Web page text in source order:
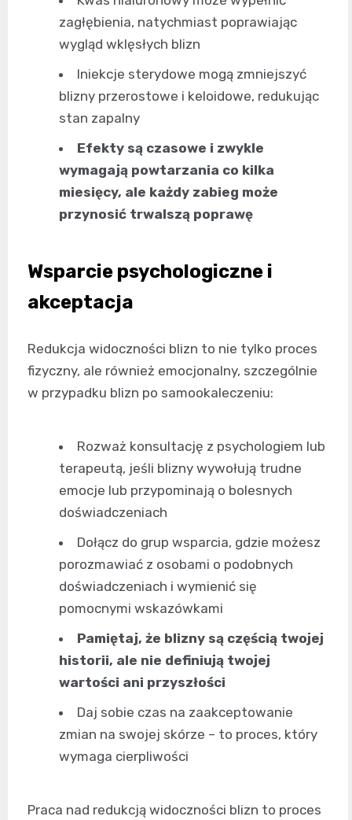
zagłębienia, natychmiast poprawiając
wygląd wklęsłych blizn
Iniekcje sterydowe mogą zmniejszyć
blizny przerostowe i keloidowe, redukując
stan zapalny
Efekty są czasowe i zwykle
wymagają powtarzania co kilka
miesięcy, ale każdy zabieg może
przynosić trwalszą poprawę
Wsparcie psychologiczne i
akceptacja
Redukcja widoczności blizn to nie tylko proces
fizyczny, ale również emocjonalny, szczególnie
w przypadku blizn po samookaleczeniu:
Rozważ konsultację z psychologiem lub
terapeutą, jeśli blizny wywołują trudne
emocje lub przypominają o bolesnych
doświadczeniach
Dołącz do grup wsparcia, gdzie możesz
porozmawiać z osobami o podobnych
doświadczeniach i wymienić się
pomocnymi wskazówkami
Pamiętaj, że blizny są częścią twojej
historii, ale nie definiują twojej
wartości ani przyszłości
Daj sobie czas na zaakceptowanie
zmian na swojej skórze – to proces, który
wymaga cierpliwości
Praca nad redukcją widoczności blizn to proces